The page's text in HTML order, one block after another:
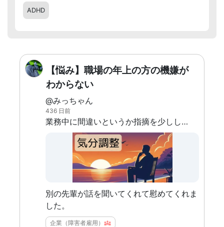
ADHD
【悩み】職場の年上の方の機嫌が
わからない
@みっちゃん
436 日前
業務中に間違いというか指摘を少ししたら、自分の言い方も悪かったかもしれないが、次の日にぶり返しそのことを伝えてきた。 「お前とはもう話さない」 こう言われて、朝から一日悩んでしまった。 あくまでも職場内だし、これまでもプライベートで仲良くしてきたのにそんなこと言われるのかわからない。 もともとそういう人ではあったが、自分に対してはそんなことは今までなかったのでびっくりしてしまった。
別の先輩が話を聞いてくれて慰めてくれま
した。
企業（障害者雇用）